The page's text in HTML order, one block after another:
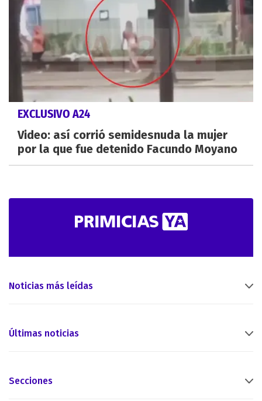
EXCLUSIVO A24
Video: así corrió semidesnuda la mujer
por la que fue detenido Facundo Moyano
Noticias más leídas
Últimas noticias
Secciones